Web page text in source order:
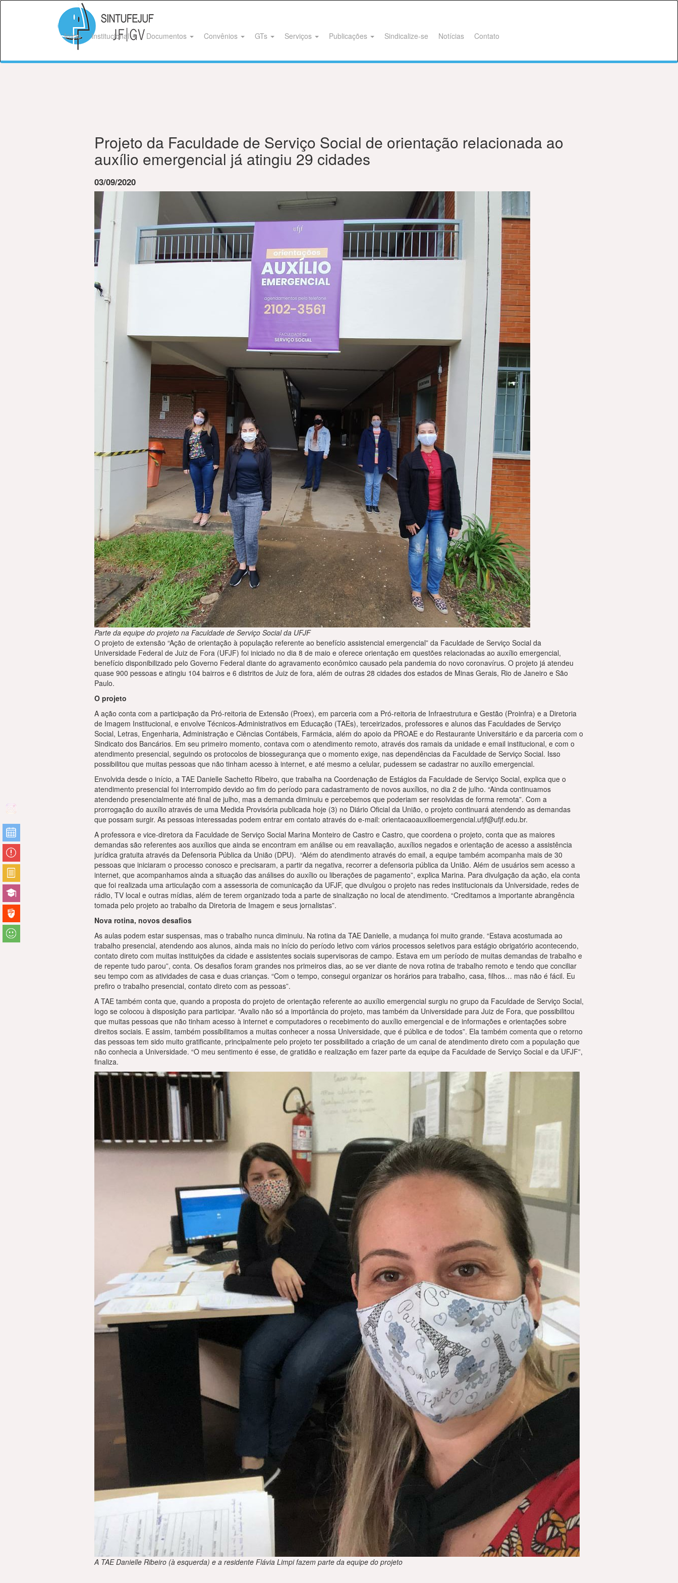
Início Institucional Documentos Convênios GTs Serviços Publicações Sindicalize-se Notícias Contato
Projeto da Faculdade de Serviço Social de orientação relacionada ao
auxílio emergencial já atingiu 29 cidades
03/09/2020
Parte da equipe do projeto na Faculdade de Serviço Social da UFJF
O projeto de extensão “Ação de orientação à população referente ao benefício assistencial emergencial” da Faculdade de Serviço Social da
Universidade Federal de Juiz de Fora (UFJF) foi iniciado no dia 8 de maio e oferece orientação em questões relacionadas ao auxílio emergencial,
benefício disponibilizado pelo Governo Federal diante do agravamento econômico causado pela pandemia do novo coronavírus. O projeto já atendeu
quase 900 pessoas e atingiu 104 bairros e 6 distritos de Juiz de fora, além de outras 28 cidades dos estados de Minas Gerais, Rio de Janeiro e São
Paulo.
O projeto
A ação conta com a participação da Pró-reitoria de Extensão (Proex), em parceria com a Pró-reitoria de Infraestrutura e Gestão (Proinfra) e a Diretoria
de Imagem Institucional, e envolve Técnicos-Administrativos em Educação (TAEs), terceirizados, professores e alunos das Faculdades de Serviço
Social, Letras, Engenharia, Administração e Ciências Contábeis, Farmácia, além do apoio da PROAE e do Restaurante Universitário e da parceria com o
Sindicato dos Bancários. Em seu primeiro momento, contava com o atendimento remoto, através dos ramais da unidade e email institucional, e com o
atendimento presencial, seguindo os protocolos de biossegurança que o momento exige, nas dependências da Faculdade de Serviço Social. Isso
possibilitou que muitas pessoas que não tinham acesso à internet, e até mesmo a celular, pudessem se cadastrar no auxílio emergencial.
Envolvida desde o início, a TAE Danielle Sachetto Ribeiro, que trabalha na Coordenação de Estágios da Faculdade de Serviço Social, explica que o
atendimento presencial foi interrompido devido ao fim do período para cadastramento de novos auxílios, no dia 2 de julho. “Ainda continuamos
atendendo presencialmente até final de julho, mas a demanda diminuiu e percebemos que poderiam ser resolvidas de forma remota”. Com a
prorrogação do auxílio através de uma Medida Provisória publicada hoje (3) no Diário Oficial da União, o projeto continuará atendendo as demandas
que possam surgir. As pessoas interessadas podem entrar em contato através do e-mail: orientacaoauxilioemergencial.ufjf@ufjf.edu.br.
A professora e vice-diretora da Faculdade de Serviço Social Marina Monteiro de Castro e Castro, que coordena o projeto, conta que as maiores
demandas são referentes aos auxílios que ainda se encontram em análise ou em reavaliação, auxílios negados e orientação de acesso a assistência
jurídica gratuita através da Defensoria Pública da União (DPU). “Além do atendimento através do email, a equipe também acompanha mais de 30
pessoas que iniciaram o processo conosco e precisaram, a partir da negativa, recorrer a defensoria pública da União. Além de usuários sem acesso a
internet, que acompanhamos ainda a situação das análises do auxílio ou liberações de pagamento”, explica Marina. Para divulgação da ação, ela conta
que foi realizada uma articulação com a assessoria de comunicação da UFJF, que divulgou o projeto nas redes institucionais da Universidade, redes de
rádio, TV local e outras mídias, além de terem organizado toda a parte de sinalização no local de atendimento. “Creditamos a importante abrangência
tomada pelo projeto ao trabalho da Diretoria de Imagem e seus jornalistas”.
Nova rotina, novos desafios
As aulas podem estar suspensas, mas o trabalho nunca diminuiu. Na rotina da TAE Danielle, a mudança foi muito grande. “Estava acostumada ao
trabalho presencial, atendendo aos alunos, ainda mais no início do período letivo com vários processos seletivos para estágio obrigatório acontecendo,
contato direto com muitas instituições da cidade e assistentes sociais supervisoras de campo. Estava em um período de muitas demandas de trabalho e
de repente tudo parou”, conta. Os desafios foram grandes nos primeiros dias, ao se ver diante de nova rotina de trabalho remoto e tendo que conciliar
seu tempo com as atividades de casa e duas crianças. “Com o tempo, consegui organizar os horários para trabalho, casa, filhos… mas não é fácil. Eu
prefiro o trabalho presencial, contato direto com as pessoas”.
A TAE também conta que, quando a proposta do projeto de orientação referente ao auxílio emergencial surgiu no grupo da Faculdade de Serviço Social,
logo se colocou à disposição para participar. “Avalio não só a importância do projeto, mas também da Universidade para Juiz de Fora, que possibilitou
que muitas pessoas que não tinham acesso à internet e computadores o recebimento do auxílio emergencial e de informações e orientações sobre
direitos sociais. E assim, também possibilitamos a muitas conhecer a nossa Universidade, que é pública e de todos”. Ela também comenta que o retorno
das pessoas tem sido muito gratificante, principalmente pelo projeto ter possibilitado a criação de um canal de atendimento direto com a população que
não conhecia a Universidade. “O meu sentimento é esse, de gratidão e realização em fazer parte da equipe da Faculdade de Serviço Social e da UFJF”,
finaliza.
A TAE Danielle Ribeiro (à esquerda) e a residente Flávia Limpi fazem parte da equipe do projeto